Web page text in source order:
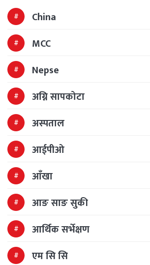
China
MCC
Nepse
अग्नि सापकोटा
अस्पताल
आईपीओ
आँखा
आङ साङ सुकी
आर्थिक सर्भेक्षण
एम सि सि